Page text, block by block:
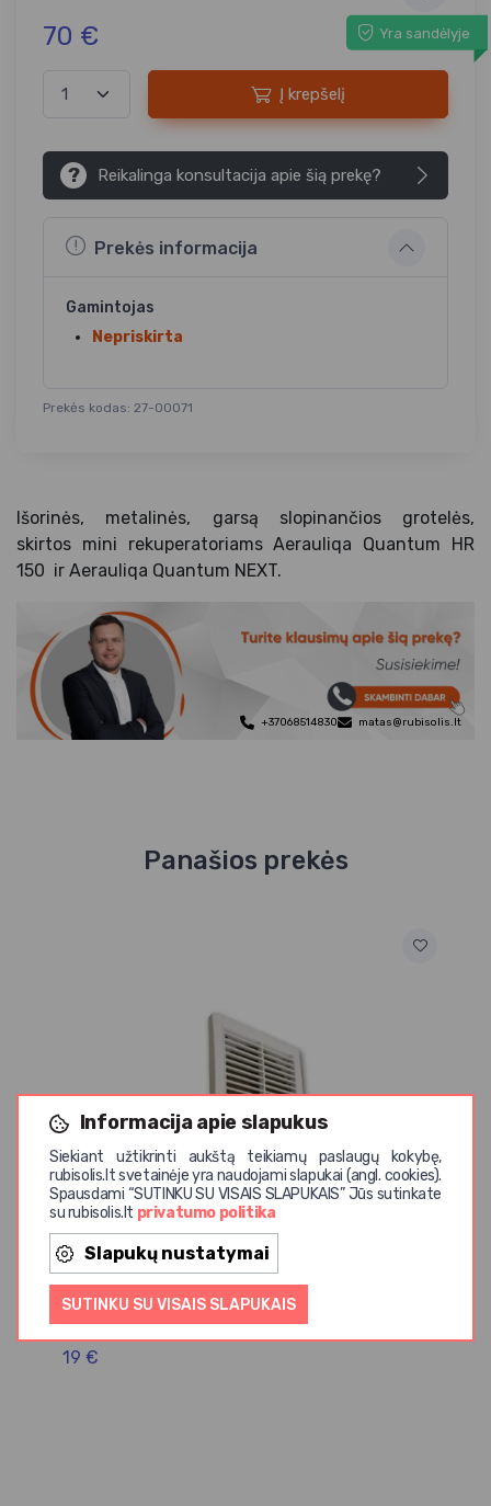
Informacija apie slapukus
Siekiant užtikrinti aukštą teikiamų paslaugų kokybę,
rubisolis.lt svetainėje yra naudojami slapukai (angl. cookies).
Spausdami “SUTINKU SU VISAIS SLAPUKAIS” Jūs sutinkate
su rubisolis.lt privatumo politika
Slapukų nustatymai
SUTINKU SU VISAIS SLAPUKAIS
70 € Yra sandėlyje
Į krepšelį
? Reikalinga konsultacija apie šią prekę?
Prekės informacija
Gamintojas
Nepriskirta
Prekės kodas: 27-00071
Išorinės, metalinės, garsą slopinančios grotelės,
skirtos mini rekuperatoriams Aerauliqa Quantum HR
150 ir Aerauliqa Quantum NEXT.
+37068514830 matas@rubisolis.lt
Panašios prekės
Aerauliqa
Mini rekuperatoriaus grotelės EGR-150
19 €